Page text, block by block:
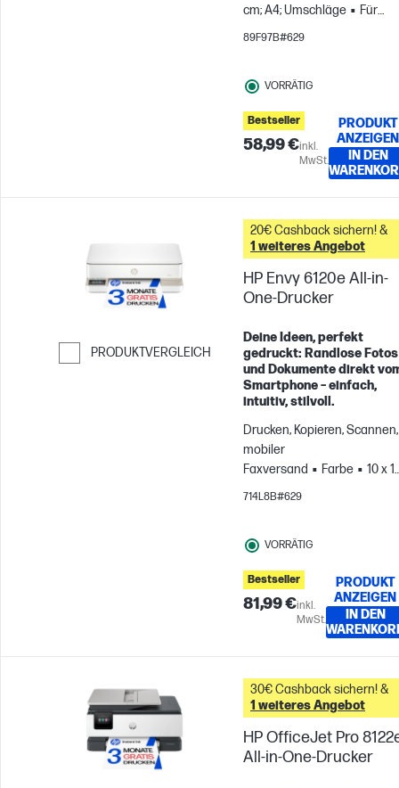
cm; A4; Umschläge
Für
Gruppen mit bis zu 3
89F97B#629
VORRÄTIG
Bestseller
58,99 €inkl.
MwSt.
PRODUKT
ANZEIGEN
IN DEN
PRODUKTVERGLEICH
Weiter zum Vergleichen
20€ Cashback sichern! &
1 weiteres Angebot
HP Envy 6120e All-in-
One-Drucker
Deine Ideen, perfekt
gedruckt: Randlose Fotos
und Dokumente direkt
Smartphone – einfach,
intuitiv, stilvoll.
Drucken, Kopieren, Scannen,
mobiler
Faxversand
Farbe
10 x
cm; A4; Umschläge; A5; B5;
bis zu 100 Seiten pro Monat
714L8B#629
VORRÄTIG
Bestseller
81,99 €inkl.
MwSt.
PRODUKT
ANZEIGEN
IN DEN
30€ Cashback sichern! &
1 weiteres Angebot
HP OfficeJet Pro
All-in-One-Drucker